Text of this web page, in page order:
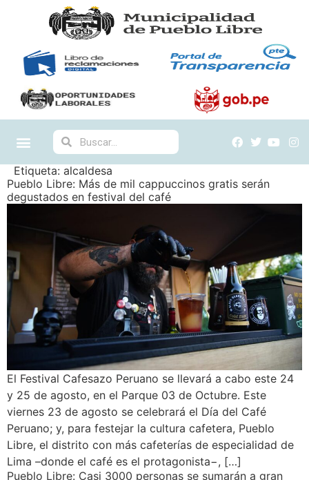
Etiqueta: alcaldesa
Pueblo Libre: Más de mil cappuccinos gratis serán
degustados en festival del café
El Festival Cafesazo Peruano se llevará a cabo este 24
y 25 de agosto, en el Parque 03 de Octubre. Este
viernes 23 de agosto se celebrará el Día del Café
Peruano; y, para festejar la cultura cafetera, Pueblo
Libre, el distrito con más cafeterías de especialidad de
Lima –donde el café es el protagonista−, […]
Pueblo Libre: Casi 3000 personas se sumarán a gran